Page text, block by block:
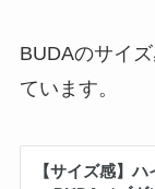
BUDAのサイ
ています。